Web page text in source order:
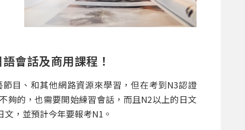
會話及商用課程！
目、和其他網路資源來學習，但在考到N3認證
夠的，也需要開始練習會話，而且N2以上的日文
，並預計今年要報考N1。